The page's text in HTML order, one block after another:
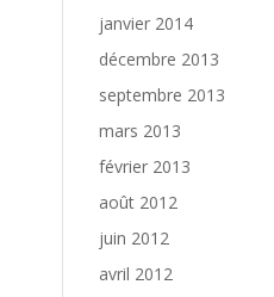
janvier 2014
décembre 2013
septembre 2013
mars 2013
février 2013
août 2012
juin 2012
avril 2012